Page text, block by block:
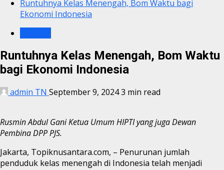
Runtuhnya Kelas Menengah, Bom Waktu bagi
Ekonomi Indonesia
Runtuhnya Kelas Menengah, Bom Waktu
bagi Ekonomi Indonesia
admin TN September 9, 20243 min read
Rusmin Abdul Gani Ketua Umum HIPTI yang juga Dewan
Pembina DPP PJS.
Jakarta, Topiknusantara.com, – Penurunan jumlah
penduduk kelas menengah di Indonesia telah menjadi